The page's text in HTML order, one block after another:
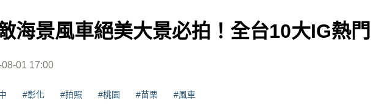
海景風車絕美大景必拍！全台10大IG熱
08-01 17:00
#彰化 #拍照 #桃園 #苗栗 #風車